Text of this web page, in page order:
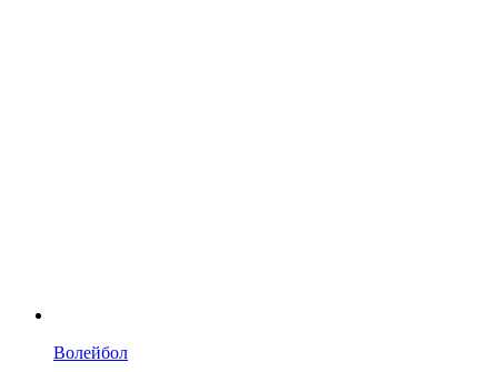
Волейбол